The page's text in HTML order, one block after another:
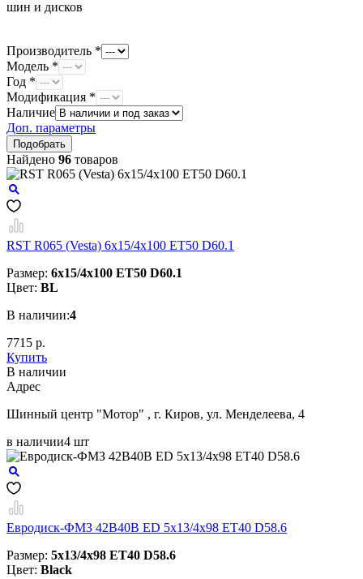
шин и дисков
Производитель *
Модель *
Год *
Модификация *
Наличие
Доп. параметры
Найдено 96 товаров
RST R065 (Vesta) 6x15/4x100 ET50 D60.1
Размер: 6x15/4x100 ET50 D60.1
Цвет: BL
В наличии:4
7715 р.
Купить
В наличии
Aдрес
Шинный центр "Мотор" , г. Киров, ул. Менделеева, 4
в наличии4 шт
Евродиск-ФМЗ 42B40B ED 5x13/4x98 ЕТ40 D58.6
Размер: 5x13/4x98 ЕТ40 D58.6
Цвет: Black